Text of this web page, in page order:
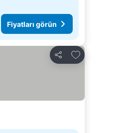
Fiyatları görün
Paylaş
Favorilerime ekle